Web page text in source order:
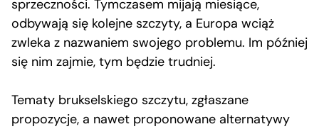
sprzeczności. Tymczasem mijają miesiące,
odbywają się kolejne szczyty, a Europa wciąż
zwleka z nazwaniem swojego problemu. Im później
się nim zajmie, tym będzie trudniej.
Tematy brukselskiego szczytu, zgłaszane
propozycje, a nawet proponowane alternatywy